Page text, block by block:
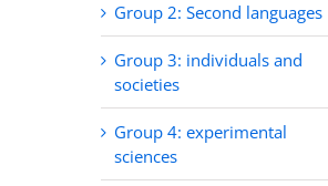
Group 2: Second languages
Group 3: individuals and
societies
Group 4: experimental
sciences